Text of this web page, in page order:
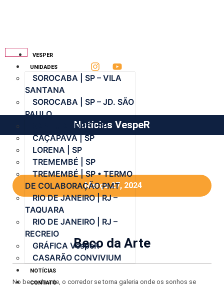
VESPER
UNIDADES
SOROCABA | SP – VILA
SANTANA
SOROCABA | SP – JD. SÃO
PAULO
SANTO ANDRÉ | SP
CAÇAPAVA | SP
LORENA | SP
TREMEMBÉ | SP
TREMEMBÉ | SP • TERMO
DE COLABORAÇÃO PMT
RIO DE JANEIRO | RJ –
TAQUARA
RIO DE JANEIRO | RJ –
RECREIO
GRÁFICA VespeR
CASARÃO CONVIVIUM
NOTÍCIAS
CONTATO
Notícias VespeR
Março 27, 2024
Beco da Arte
No beco da arte, o corredor se torna galeria onde os sonhos se